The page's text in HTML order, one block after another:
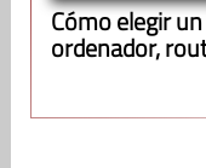
Cómo elegir
ordenador,